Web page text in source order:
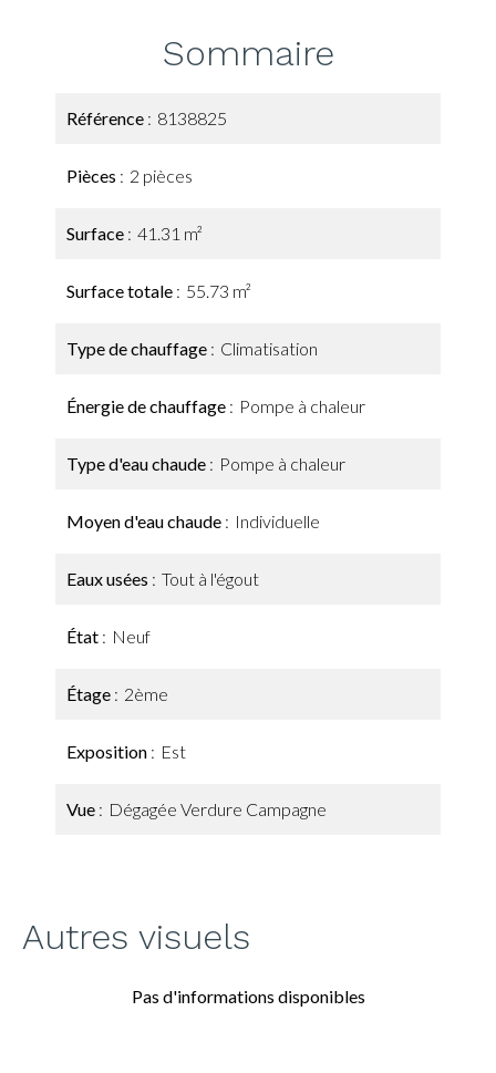
Sommaire
Référence 8138825
Pièces 2 pièces
Surface 41.31 m²
Surface totale 55.73 m²
Type de chauffage Climatisation
Énergie de chauffage Pompe à chaleur
Type d'eau chaude Pompe à chaleur
Moyen d'eau chaude Individuelle
Eaux usées Tout à l'égout
État Neuf
Étage 2ème
Exposition Est
Vue Dégagée Verdure Campagne
Autres visuels
Pas d'informations disponibles